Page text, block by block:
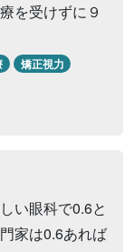
を受けずに９
矯正視力
い眼科で0.6と
家は0.6あれば